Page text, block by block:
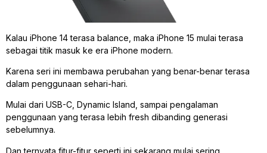
Kalau iPhone 14 terasa balance, maka iPhone 15 mulai terasa
sebagai titik masuk ke era iPhone modern.
Karena seri ini membawa perubahan yang benar-benar terasa
dalam penggunaan sehari-hari.
Mulai dari USB-C, Dynamic Island, sampai pengalaman
penggunaan yang terasa lebih fresh dibanding generasi
sebelumnya.
Dan ternyata fitur-fitur seperti ini sekarang mulai sering